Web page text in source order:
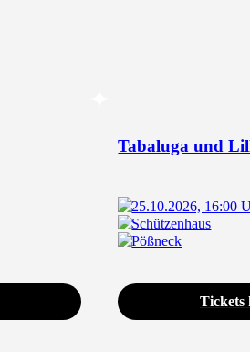
Tabaluga und
25.10.2026, 16:00
Schützenhaus
Pößneck
Tickets